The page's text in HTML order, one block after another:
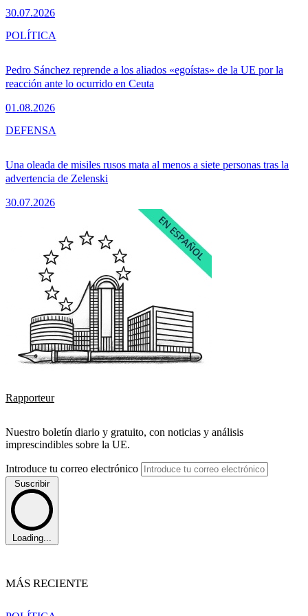
30.07.2026
Pedro Sánchez reprende a los aliados «egoístas» de la UE por la
reacción ante lo ocurrido en Ceuta
01.08.2026
POLÍTICA
Una oleada de misiles rusos mata al menos a siete personas tras la
advertencia de Zelenski
30.07.2026
DEFENSA
Rapporteur
Nuestro boletín diario y gratuito, con noticias y análisis
imprescindibles sobre la UE.
Introduce tu correo electrónico
Suscribir
Loading...
MÁS RECIENTE